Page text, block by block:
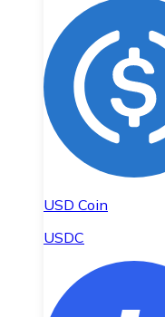
USD Coin
USDC